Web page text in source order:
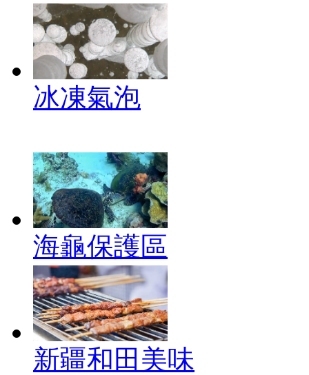
冰凍氣泡
海龜保護區
新疆和田美味